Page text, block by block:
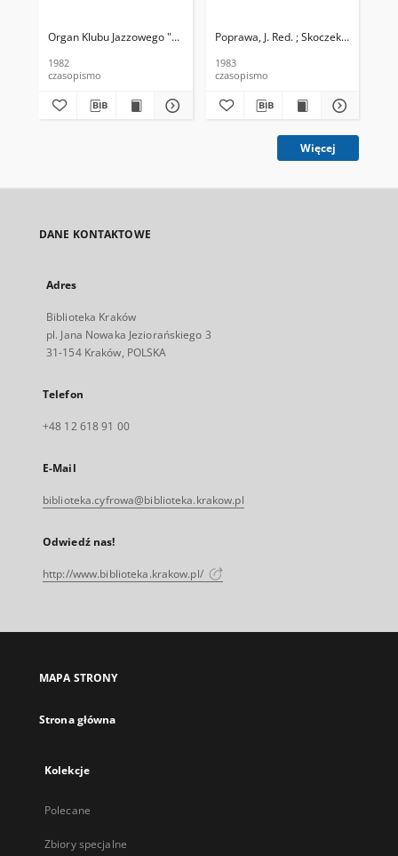
Organ Klubu Jazzowego "Rotunda" Skoczek, T. Red.
1982
czasopismo
Poprawa, J. Red. ; Skoczek T. Red.
1983
czasopismo
Więcej
DANE KONTAKTOWE
Adres
Biblioteka Kraków
pl. Jana Nowaka Jeziorańskiego 3
31-154 Kraków, POLSKA
Telefon
+48 12 618 91 00
E-Mail
biblioteka.cyfrowa@biblioteka.krakow.pl
Odwiedź nas!
http://www.biblioteka.krakow.pl/
MAPA STRONY
Strona główna
Kolekcje
Polecane
Zbiory specjalne